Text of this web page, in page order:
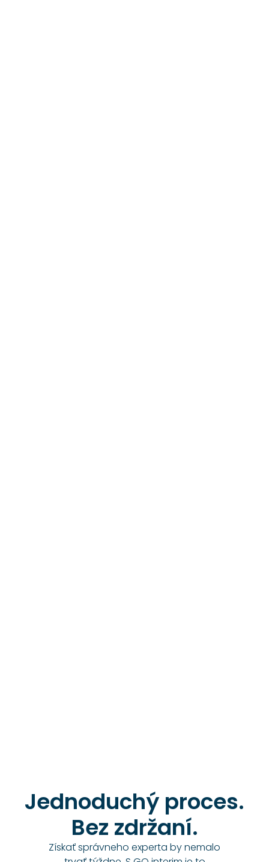
Jednoduchý proces.
Bez zdržaní.
Získať správneho experta by nemalo